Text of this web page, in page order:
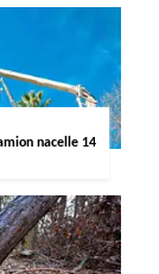
nacelle 14